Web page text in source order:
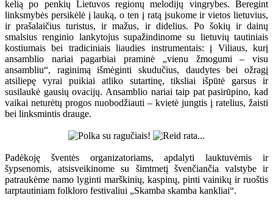
kelią po penkių Lietuvos regionų melodijų vingrybes. Beregint
linksmybės persikėlė į lauką, o ten į ratą įsukome ir vietos lietuvius,
ir prašalaičius turistus, ir mažus, ir didelius. Po šokių ir dainų
smalsius renginio lankytojus supažindinome su lietuvių tautiniais
kostiumais bei tradiciniais liaudies instrumentais: į Viliaus, kurį
ansamblio nariai pagarbiai praminė „vienu žmogumi – visu
ansambliu“, raginimą išmėginti skudučius, daudytes bei ožragį
atsiliepę vyrai puikiai atliko sutartinę, tiksliai išpūtė garsus ir
susilaukė gausių ovacijų. Ansamblio nariai taip pat pasirūpino, kad
vaikai neturėtų progos nuobodžiauti – kvietė jungtis į ratelius, žaisti
bei linksmintis drauge.
Padėkoję šventės organizatoriams, apdalyti lauktuvėmis ir
šypsenomis, atsisveikinome su šimtmetį švenčiančia valstybe ir
patraukėme namo lyginti marškinių, kaspinų, pinti vainikų ir ruoštis
tarptautiniam folkloro festivaliui „Skamba skamba kankliai“.